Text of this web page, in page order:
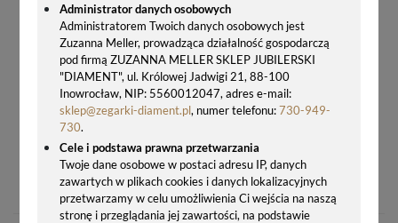
Administrator danych osobowych
Administratorem Twoich danych osobowych jest
Zuzanna Meller, prowadząca działalność gospodarczą
pod firmą ZUZANNA MELLER SKLEP JUBILERSKI
"DIAMENT", ul. Królowej Jadwigi 21, 88-100
Inowrocław, NIP: 5560012047, adres e-mail:
sklep@zegarki-diament.pl, numer telefonu:730-949-
730.
Cele i podstawa prawna przetwarzania
Twoje dane osobowe w postaci adresu IP, danych
zawartych w plikach cookies i danych lokalizacyjnych
przetwarzamy w celu umożliwienia Ci wejścia na naszą
stronę i przeglądania jej zawartości, na podstawie
178,00 zł